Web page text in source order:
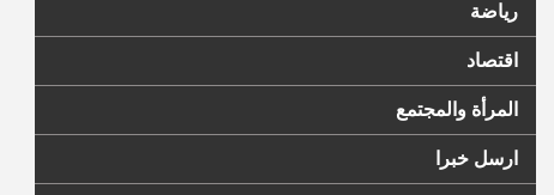
رياضة
اقتصاد
المرأة والمجتمع
ارسل خبرا